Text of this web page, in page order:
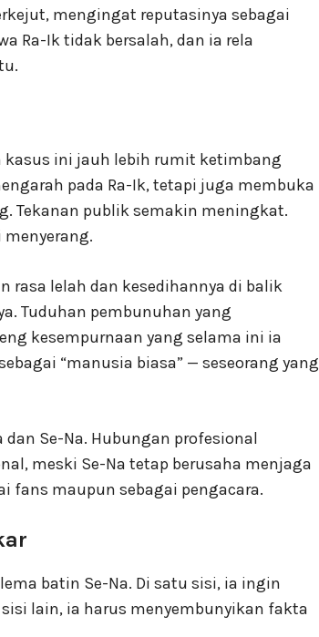
mengingat reputasinya sebagai
Ra-Ik tidak bersalah, dan ia rela
kasus ini jauh lebih rumit ketimbang
pada Ra-Ik, tetapi juga membuka
Tekanan publik semakin meningkat.
rasa lelah dan kesedihannya di balik
Tuduhan pembunuhan yang
kesempurnaan yang selama ini ia
“manusia biasa” — seseorang yang
Se-Na. Hubungan profesional
meski Se-Na tetap berusaha menjaga
fans maupun sebagai pengacara.
batin Se-Na. Di satu sisi, ia ingin
lain, ia harus menyembunyikan fakta